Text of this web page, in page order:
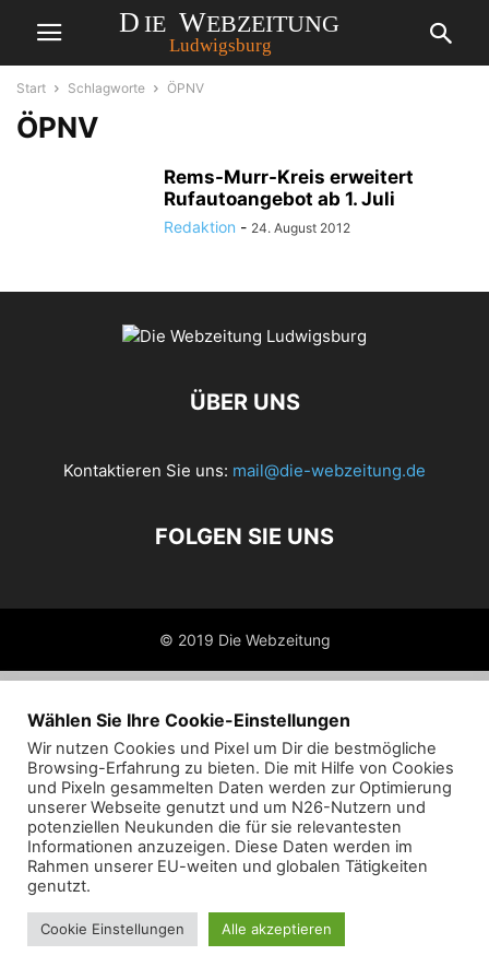
Start Schlagworte ÖPNV
ÖPNV
Rems-Murr-Kreis erweitert
Rufautoangebot ab 1. Juli
Redaktion - 24. August 2012
ÜBER UNS
Kontaktieren Sie uns: mail@die-webzeitung.de
FOLGEN SIE UNS
© 2019 Die Webzeitung
Wählen Sie Ihre Cookie-Einstellungen
Wir nutzen Cookies und Pixel um Dir die bestmögliche
Browsing-Erfahrung zu bieten. Die mit Hilfe von Cookies
und Pixeln gesammelten Daten werden zur Optimierung
unserer Webseite genutzt und um N26-Nutzern und
potenziellen Neukunden die für sie relevantesten
Informationen anzuzeigen. Diese Daten werden im
Rahmen unserer EU-weiten und globalen Tätigkeiten
genutzt.
Cookie Einstellungen Alle akzeptieren